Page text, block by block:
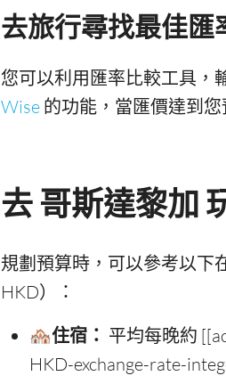
去旅行尋找最佳匯
您可以利用匯率比較工具，
Wise 的功能，當匯價達到
去 哥斯達黎加
規劃預算時，可以參考以下
HKD）：
🏘️住宿： 平均每晚約
HKD-exchange-rate-